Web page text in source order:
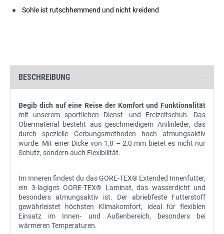
Sohle ist rutschhemmend und nicht kreidend
BESCHREIBUNG
Begib dich auf eine Reise der Komfort und Funktionalität
mit unserem sportlichen Dienst- und Freizeitschuh. Das
Obermaterial besteht aus geschmeidigem Anilinleder, das
durch spezielle Gerbungsmethoden hoch atmungsaktiv
wurde. Mit einer Dicke von 1,8 – 2,0 mm bietet es nicht nur
Schutz, sondern auch Flexibilität.
Im Inneren findest du das GORE-TEX® Extended Innenfutter,
ein 3-lagiges GORE-TEX® Laminat, das wasserdicht und
besonders atmungsaktiv ist. Der abriebfeste Futterstoff
gewährleistet höchsten Klimakomfort, ideal für flexiblen
Einsatz im Innen- und Außenbereich, besonders bei
wärmeren Temperaturen.